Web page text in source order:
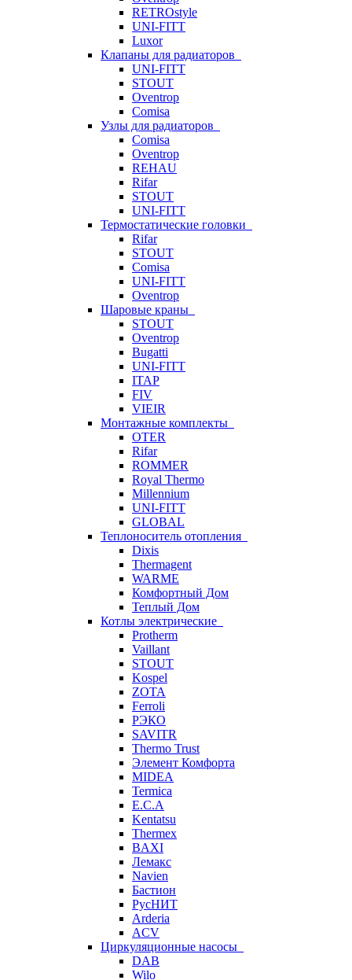
RETROstyle
UNI-FITT
Luxor
Клапаны для радиаторов
UNI-FITT
STOUT
Oventrop
Comisa
Узлы для радиаторов
Comisa
Oventrop
REHAU
Rifar
STOUT
UNI-FITT
Термостатические головки
Rifar
STOUT
Comisa
UNI-FITT
Oventrop
Шаровые краны
STOUT
Oventrop
Bugatti
UNI-FITT
ITAP
FIV
VIEIR
Монтажные комплекты
OTER
Rifar
ROMMER
Royal Thermo
Millennium
UNI-FITT
GLOBAL
Теплоноситель отопления
Dixis
Thermagent
WARME
Комфортный Дом
Теплый Дом
Котлы электрические
Protherm
Vaillant
STOUT
Kospel
ZOTA
Ferroli
РЭКО
SAVITR
Thermo Trust
Элемент Комфорта
MIDEA
Termica
E.C.A
Kentatsu
Thermex
BAXI
Лемакс
Navien
Бастион
РусНИТ
Arderia
ACV
Циркуляционные насосы
DAB
Wilo